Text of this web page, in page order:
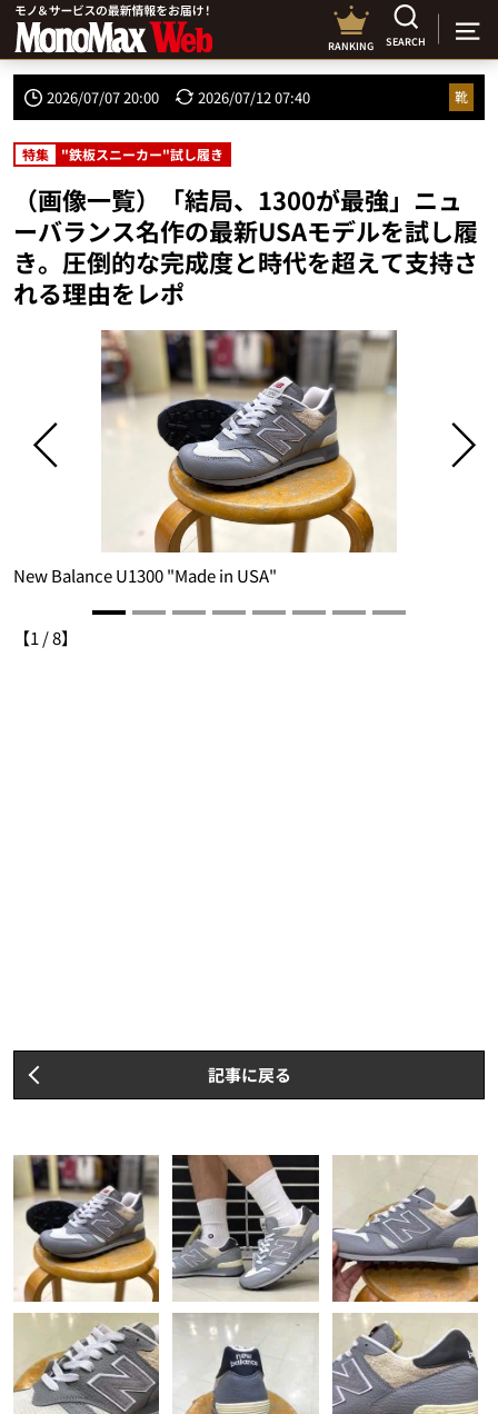
RANKING SEARCH
2026/07/07 20:00 2026/07/12 07:40 靴
特集 "鉄板スニーカー"試し履き
（画像一覧）「結局、1300が最強」ニュ
ーバランス名作の最新USAモデルを試し履
き。圧倒的な完成度と時代を超えて支持さ
れる理由をレポ
New Balance U1300 "Made in USA"
【1 /8】
記事に戻る